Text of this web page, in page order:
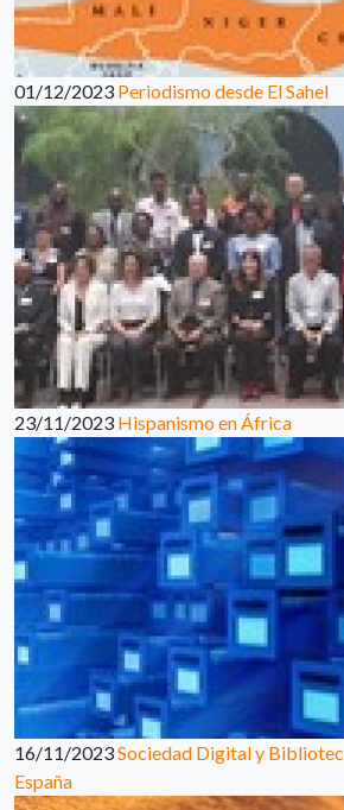
01/12/2023 Periodismo desde El Sahel
23/11/2023 Hispanismo en África
16/11/2023Sociedad Digital y
España